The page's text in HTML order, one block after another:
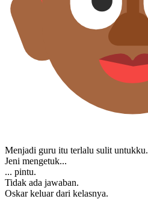
Menjadi guru itu terlalu sulit untuk⁠ku.
Jeni mengetuk...
... pintu.
Tidak ada jawaban.
Oskar keluar dari kelas⁠nya.